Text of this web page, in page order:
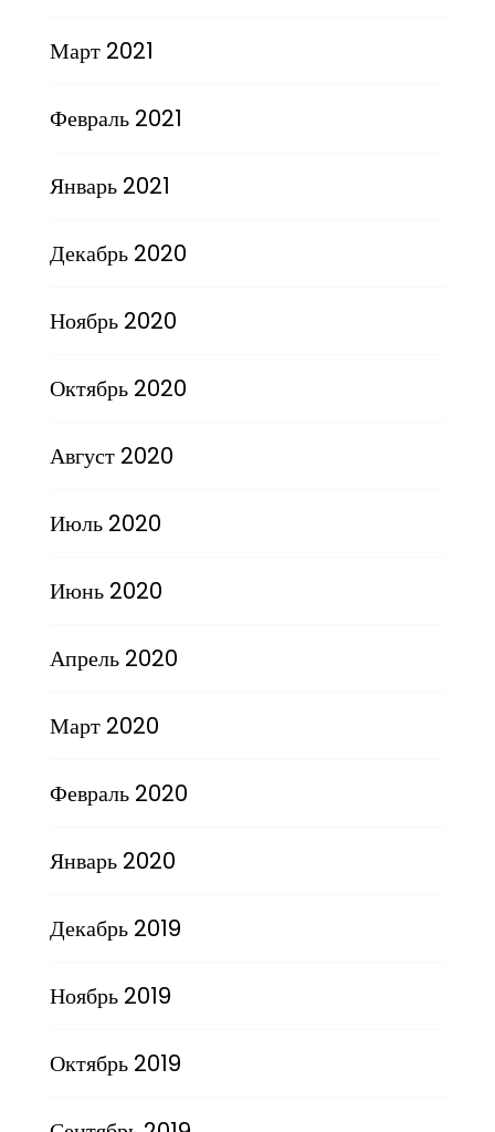
Март 2021
Февраль 2021
Январь 2021
Декабрь 2020
Ноябрь 2020
Октябрь 2020
Август 2020
Июль 2020
Июнь 2020
Апрель 2020
Март 2020
Февраль 2020
Январь 2020
Декабрь 2019
Ноябрь 2019
Октябрь 2019